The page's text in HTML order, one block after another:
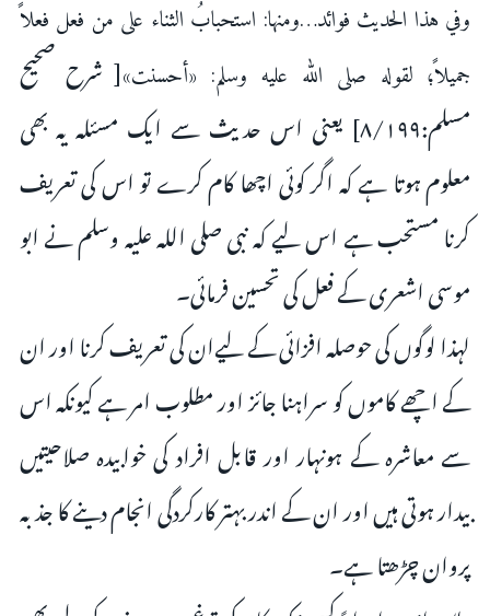
وفي هذا الحديث فوائد…ومنها: استحبابُ الثناء على من فعل فعلاً
جميلاً؛ لقوله صلى الله عليه وسلم: «أحسنت»[ شرح صحیح
مسلم:۸/۱۹۹] یعنى اس حدیث سے ایک مسئلہ یہ بھى
معلوم ہوتا ہے کہ اگر کوئى اچھا کام کرے تو اس کى تعریف
کرنا مستحب ہے اس لیے کہ نبى صلى اللہ علیہ وسلم نے ابو
موسى اشعرى کے فعل کى تحسین فرمائى۔
لہذا لوگوں کى حوصلہ افزائى کے لیےان کى تعریف کرنا اور ان
کے اچھے کاموں کو سراہنا جائز اور مطلوب امر ہے کیونکہ اس
سے معاشرہ کے ہونہار اور قابل افراد کى خوابیدہ صلاحیتیں
بیدار ہوتى ہیں اور ان کے اندر بہتر کارکردگى انجام دینے کا جذبہ
پروان چڑھتا ہے۔